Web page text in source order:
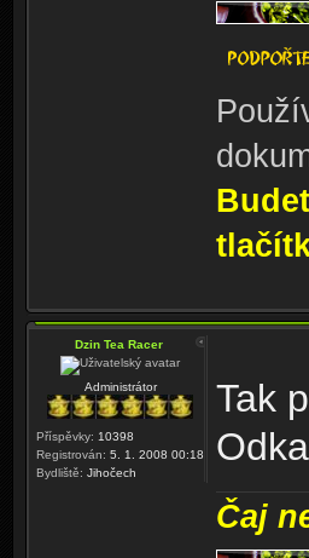
Dzin Tea Racer
Administrátor
Příspěvky: 10398
Registrován: 5. 1. 2008 00:18
Bydliště: Jihočech
Tak
Čaj